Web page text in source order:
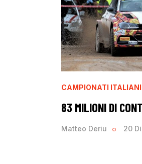
CAMPIONATI
83 MILIONI DI
Matteo Deriu 20